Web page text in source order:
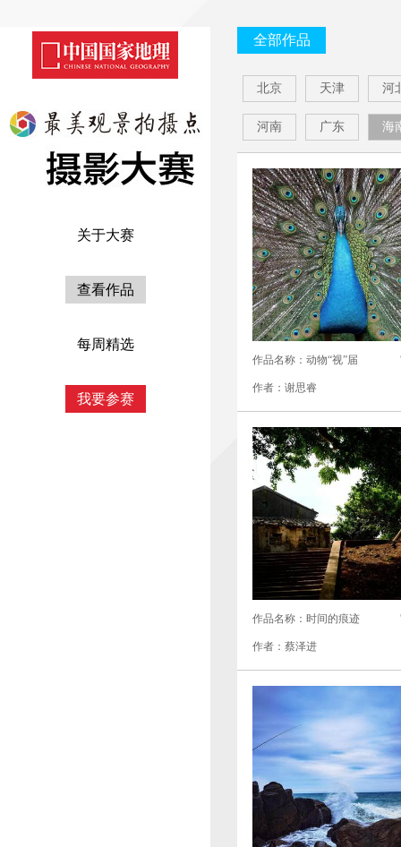
关于大赛
查看作品
每周精选
我要参赛
全部作品
北京 天津 河
河南 广东 海
作品名称：动物“视”届
作者：谢思睿
作品名称：时间的痕迹
作者：蔡泽进